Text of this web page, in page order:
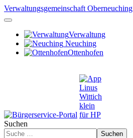
Verwaltungsgemeinschaft Oberneuching
Verwaltung
Neuching
Ottenhofen
Suchen
Suchen